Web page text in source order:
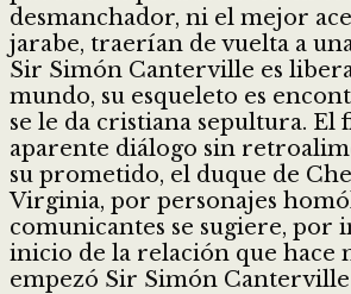
desmanchador, ni el mejor
jarabe, traerían de vuelta a
Sir Simón Canterville es
mundo, su esqueleto es
se le da cristiana sepultura. El
aparente diálogo sin
su prometido, el duque de
Virginia, por personajes
comunicantes se sugiere, por
inicio de la relación que hace
empezó Sir Simón Canterville